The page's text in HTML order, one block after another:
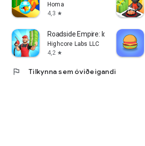
Homa
4,3 star
Roadside Empire: Idle Tycoon
Highcore Labs LLC
4,2 star
flag Tilkynna sem óviðeigandi